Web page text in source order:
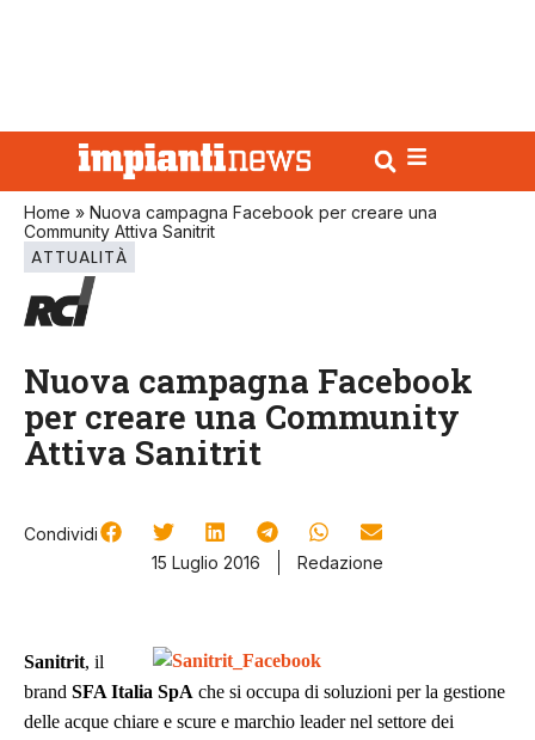
Home » Nuova campagna Facebook per creare una
Community Attiva Sanitrit
ATTUALITÀ
Nuova campagna Facebook
per creare una Community
Attiva Sanitrit
Condividi
15 Luglio 2016
Redazione
Sanitrit, il
brand SFA Italia SpA che si occupa di soluzioni per la gestione
delle acque chiare e scure e marchio leader nel settore dei